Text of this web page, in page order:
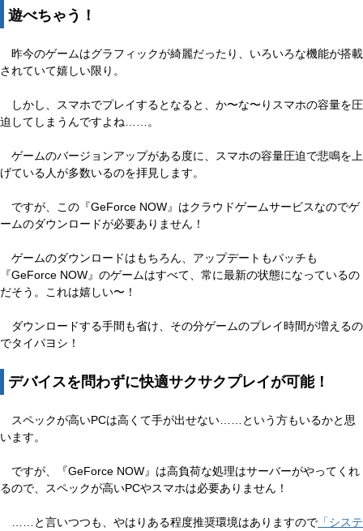
遊べちゃう！
昨今のゲームはグラフィックが綺麗だったり、いろいろな機能が搭載
されていて嬉しい限り。
しかし、スマホでプレイするとなると、か〜な〜りスマホの容量を圧
迫してしまうんですよね……。
ゲームのバージョンアップがある度に、スマホの容量圧迫で悲鳴を上
げている人が多数いるのを拝見します。
ですが、この『GeForce NOW』はクラウドゲームサービスなのでゲ
ームのダウンロードが必要ありません！
ゲームのダウンロードはもちろん、アップデートもパッチも
『GeForce NOW』のゲームはすべて、常に最新の状態になっているの
だそう。これは嬉しい〜！
ダウンロードする手間も省け、その分ゲームのプレイ時間が増えるの
でタイパヨシ！
デバイスを問わずに快適サクサクプレイが可能！
スペックが高いPCは高くて手が出せない……という方もいるかと思
います。
ですが、『GeForce NOW』は高負荷な処理はサーバーがやってくれ
るので、スペックが高いPCやスマホは必要ありません！
……と言いつつも、やはりある程度推奨環境はありますので 「システ